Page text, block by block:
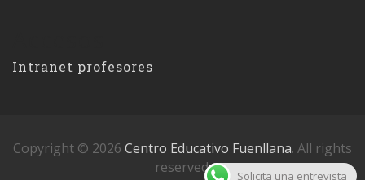
Intranet profesores
Copyright © 2026 Centro Educativo Fuenllana. All rights
reserved.
Solicita una entrevista